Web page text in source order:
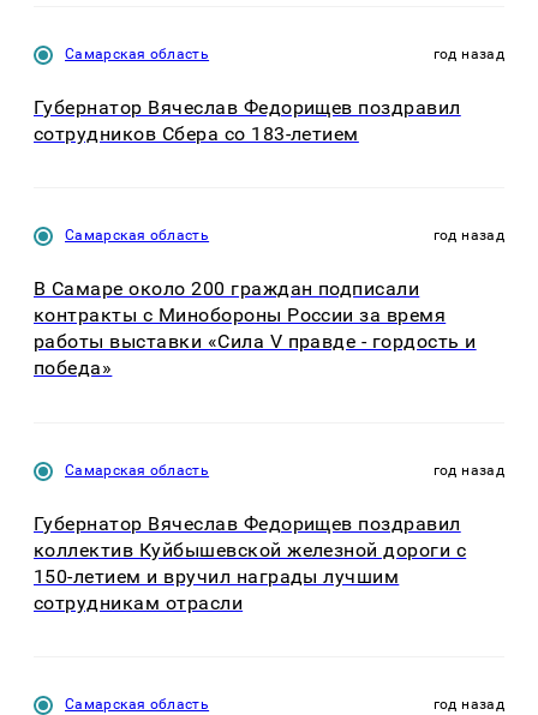
Самарская область год назад
Губернатор Вячеслав Федорищев поздравил
сотрудников Сбера со 183-летием
Самарская область год назад
В Самаре около 200 граждан подписали
контракты с Минобороны России за время
работы выставки «Сила V правде - гордость и
победа»
Самарская область год назад
Губернатор Вячеслав Федорищев поздравил
коллектив Куйбышевской железной дороги с
150-летием и вручил награды лучшим
сотрудникам отрасли
Самарская область год назад